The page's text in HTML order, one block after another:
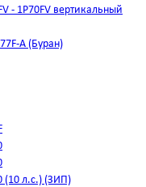
- 1Р70FV вертикальный
A (Буран)
(10 л.с.) (ЗИП)